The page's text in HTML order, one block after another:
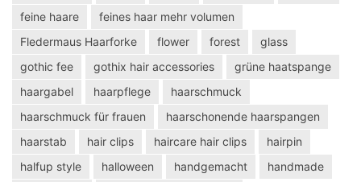
feine haare
feines haar mehr volumen
Fledermaus Haarforke
flower forest
glass
gothic fee
gothix hair accessories
grüne haatspange
haargabel
haarpflege
haarschmuck
haarschmuck für frauen
haarschonende haarspangen
haarstab
hair clips haircare hair clips
hairpin
halfup style
halloween handgemacht
handmade